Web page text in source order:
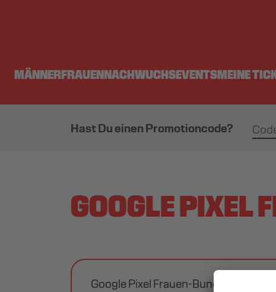
Hast Du einen Promotioncode?
GOOGLE PIXEL
Google Pixel Frauen-Bundesliga
MÄNNERFRAUENNACHWUCHSEVENTSMEINE